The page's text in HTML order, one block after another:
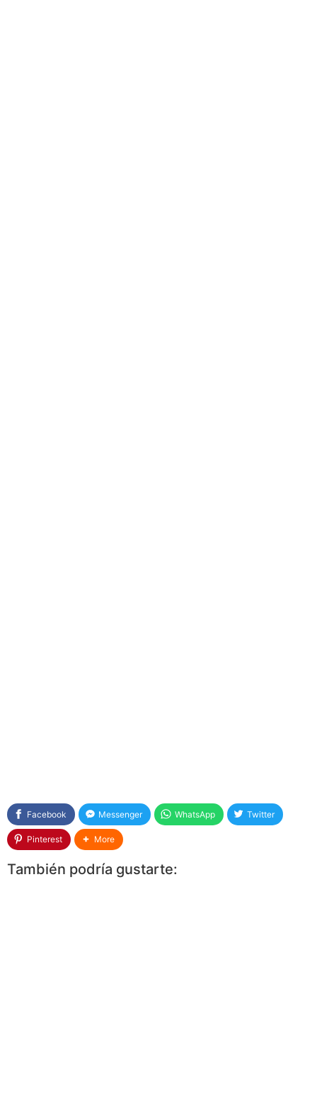
Facebook Messenger WhatsApp Twitter
Pinterest More
También podría gustarte: